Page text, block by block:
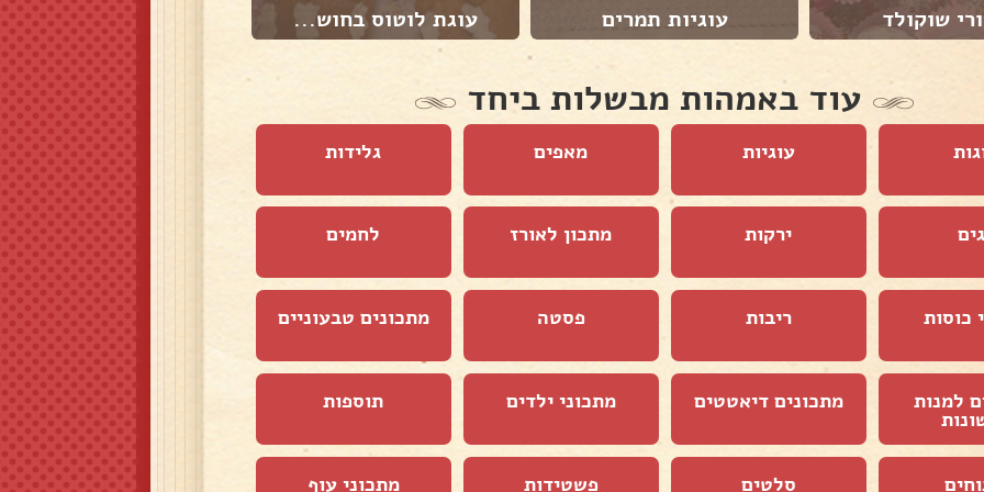
שוקולד עוגיות תמרים עוגת לוטוס בחוש...
עוד באמהות מבשלות ביחד
עוגיות מאפים גלידות
ירקות מתכון לאורז לחמים
כוסות ריבות פסטה מתכונים טבעוניים
למנות מתכונים דיאטטים מתכוני ילדים תוספות
סלטים פשטידות מתכוני עוף